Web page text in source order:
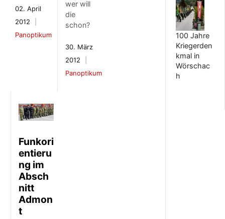
02. April
2012
Panoptikum
wer will
die
schon?
30. März
2012
Panoptikum
Funkori
entieru
ng im
Absch
nitt
Admon
t
100 Jahre
Kriegerden
kmal in
Wörschac
h